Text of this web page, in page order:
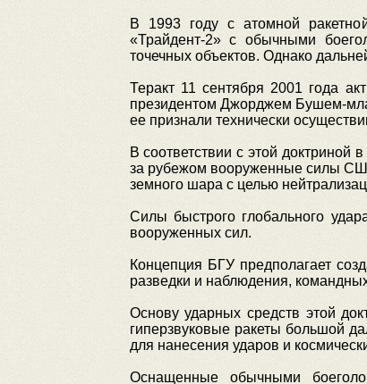
В 1993 году с атомной
«Трайдент-2» с обычными
точечных объектов. Однако
Теракт 11 сентября 2001 года
президентом Джорджем Бушем-
ее признали технически
В соответствии с этой
за рубежом вооруженные силы
земного шара с целью
Силы быстрого глобального
вооруженных сил.
Концепция БГУ предполагает
разведки и наблюдения,
Основу ударных средств этой
гиперзвуковые ракеты большой
для нанесения ударов и
Оснащенные обычными